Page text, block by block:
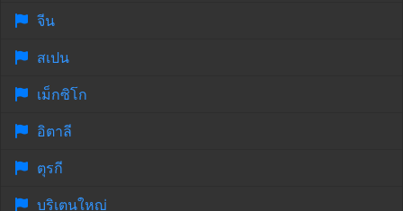
จีน
สเปน
เม็กซิโก
อิตาลี
ตุรกี
บริเตนใหญ่